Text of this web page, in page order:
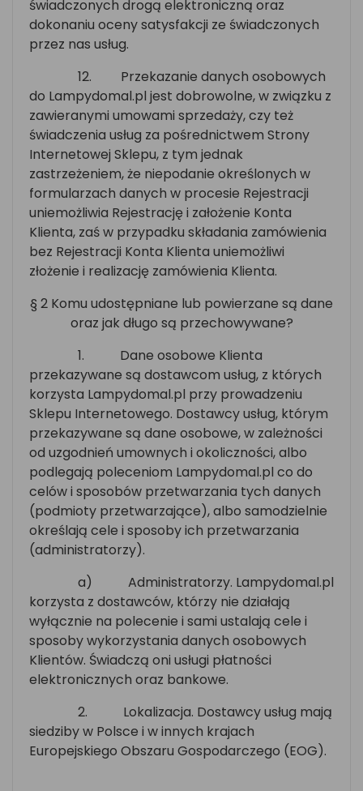
świadczonych drogą elektroniczną oraz
dokonaniu oceny satysfakcji ze świadczonych
przez nas usług.
12.
Przekazanie danych osobowych
do Lampydomal.pl jest dobrowolne, w związku z
zawieranymi umowami sprzedaży, czy też
świadczenia usług za pośrednictwem Strony
Internetowej Sklepu, z tym jednak
zastrzeżeniem, że niepodanie określonych w
formularzach danych w procesie Rejestracji
uniemożliwia Rejestrację i założenie Konta
Klienta, zaś w przypadku składania zamówienia
bez Rejestracji Konta Klienta uniemożliwi
złożenie i realizację zamówienia Klienta.
§ 2 Komu udostępniane lub powierzane są dane
oraz jak długo są przechowywane?
1.
Dane osobowe Klienta
przekazywane są dostawcom usług, z których
korzysta Lampydomal.pl przy prowadzeniu
Sklepu Internetowego. Dostawcy usług, którym
przekazywane są dane osobowe, w zależności
od uzgodnień umownych i okoliczności, albo
podlegają poleceniom Lampydomal.pl co do
celów i sposobów przetwarzania tych danych
(podmioty przetwarzające), albo samodzielnie
określają cele i sposoby ich przetwarzania
(administratorzy).
a)
Administratorzy. Lampydomal.pl
korzysta z dostawców, którzy nie działają
wyłącznie na polecenie i sami ustalają cele i
sposoby wykorzystania danych osobowych
Klientów. Świadczą oni usługi płatności
elektronicznych oraz bankowe.
2.
Lokalizacja. Dostawcy usług mają
siedziby w Polsce i w innych krajach
Europejskiego Obszaru Gospodarczego (EOG).